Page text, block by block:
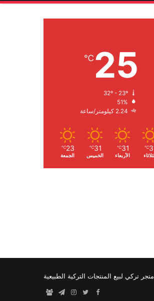
25
℃
الرطوبة:
الرياح:
℃
31
℃
الأربعاء
31
℃
الخميس
23
℃
الجمعة
تركي لبيع المنتجات التركية الطبيعية